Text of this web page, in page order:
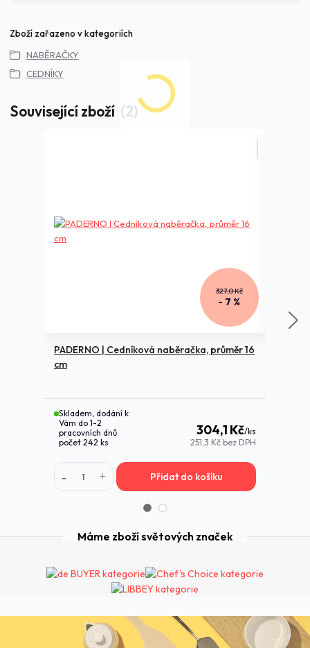
Zboží zařazeno v kategoriích
NABĚRAČKY
CEDNÍKY
Související zboží 2
327,0 Kč
- 7 %
PADERNO | Cedníková naběračka, průměr 16
cm
304,1 Kč/ks
251,3 Kč bez DPH
Skladem, dodání k
Vám do 1-2
pracovních dnů
počet 242 ks
Přidat do košíku
Máme zboží světových značek